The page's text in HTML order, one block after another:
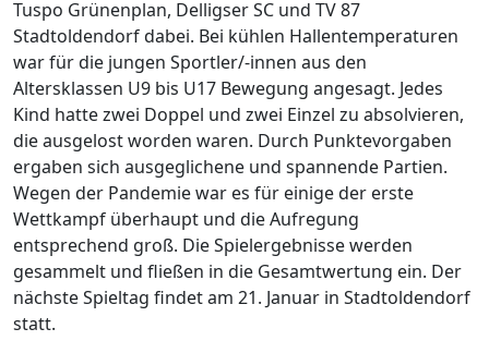
Tuspo Grünenplan, Delligser SC und TV 87
Stadtoldendorf dabei. Bei kühlen Hallentemperaturen
war für die jungen Sportler/-innen aus den
Altersklassen U9 bis U17 Bewegung angesagt. Jedes
Kind hatte zwei Doppel und zwei Einzel zu absolvieren,
die ausgelost worden waren. Durch Punktevorgaben
ergaben sich ausgeglichene und spannende Partien.
Wegen der Pandemie war es für einige der erste
Wettkampf überhaupt und die Aufregung
entsprechend groß. Die Spielergebnisse werden
gesammelt und fließen in die Gesamtwertung ein. Der
nächste Spieltag findet am 21. Januar in Stadtoldendorf
statt.